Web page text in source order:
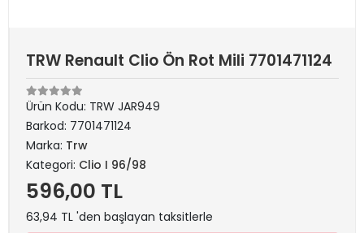
TRW Renault Clio Ön Rot Mili 7701471124
Ürün Kodu: TRW JAR949
Barkod: 7701471124
Marka: Trw
Kategori: Clio I 96/98
596,00 TL
63,94 TL 'den başlayan taksitlerle